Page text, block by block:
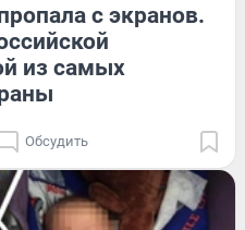
с экранов.
из самых
Обсудить